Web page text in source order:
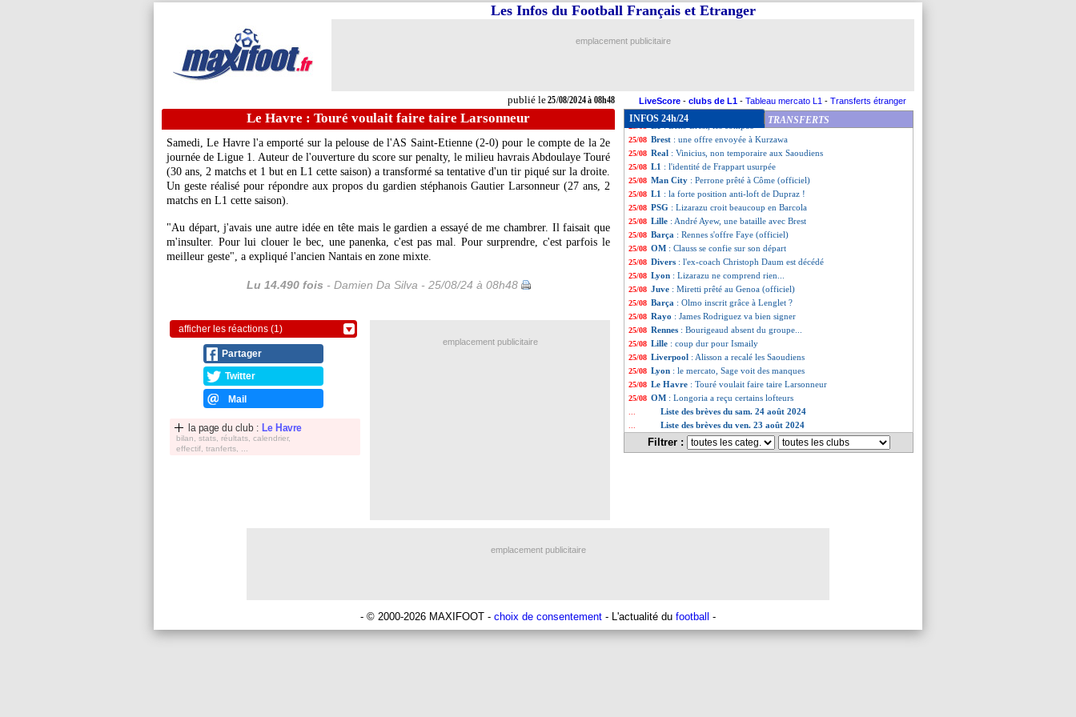
publié le25/08/2024 à 08h48
Les Infos du Football Français et Etranger
emplacement publicitaire
LiveScore - clubs de L1 - Tableau mercato L1 - Transferts étranger
Le Havre : Touré voulait faire taire Larsonneur
Samedi, Le Havre l'a emporté sur la pelouse de l'AS Saint-Etienne (2-0) pour le compte de la 2e
journée de Ligue 1. Auteur de l'ouverture du score sur penalty, le milieu havrais Abdoulaye Touré
(30 ans, 2 matchs et 1 but en L1 cette saison) a transformé sa tentative d'un tir piqué sur la droite.
Un geste réalisé pour répondre aux propos du gardien stéphanois Gautier Larsonneur(27 ans, 2
matchs en L1 cette saison).
"Au départ, j'avais une autre idée en tête mais le gardien a essayé de me chambrer. Il faisait que
m'insulter. Pour lui clouer le bec, une panenka, c'est pas mal. Pour surprendre, c'est parfois le
meilleur geste", a expliqué l'ancien Nantais en zone mixte.
Lu 14.490 fois - Damien Da Silva - 25/08/24 à 08h48
afficher les réactions (1)
Partager
Twitter
Mail
la page du club : Le Havre
bilan, stats, réultats, calendrier,
effectif, tranferts, ...
INFOS 24h/24 TRANSFERTS
25/08 L1: Nantes-Auxerre, les compos
25/08 L1: Strasbourg-Rennes, les compos
25/08 Arsenal
25/08 OM: Wahi ne voulait que le club phocéen
25/08 Al-Ittihad: Blanc confirme un départ de Jota
25/08 Brest : une offre envoyée à Kurzawa
25/08 Real : Vinicius, non temporaire aux Saoudiens
25/08 L1 : l'identité de Frappart usurpée
25/08 Man City : Perrone prêté à Côme (officiel)
25/08 L1 : la forte position anti-loft de Dupraz !
25/08 PSG : Lizarazu croit beaucoup en Barcola
25/08 Lille : André Ayew, une bataille avec Brest
25/08 Barça : Rennes s'offre Faye (officiel)
25/08 OM : Clauss se confie sur son départ
25/08 Divers : l'ex-coach Christoph Daum est décédé
25/08 Lyon : Lizarazu ne comprend rien...
25/08 Juve : Miretti prêté au Genoa (officiel)
25/08 Barça : Olmo inscrit grâce à Lenglet ?
25/08 Rayo : James Rodriguez va bien signer
25/08 Rennes : Bourigeaud absent du groupe...
25/08 Lille : coup dur pour Ismaily
25/08 Liverpool : Alisson a recalé les Saoudiens
25/08 Lyon : le mercato, Sage voit des manques
25/08 Le Havre : Touré voulait faire taire Larsonneur
25/08 OM : Longoria a reçu certains lofteurs
Liste des brèves du sam. 24 août 2024
Liste des brèves du ven. 23 août 2024
Filtrer :
emplacement publicitaire
emplacement publicitaire
- © 2000-2026 MAXIFOOT - choix de consentement - L'actualité du football -